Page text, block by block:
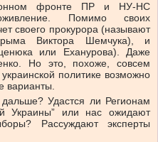
фронте ПР и НУ-НС
Помимо своих
своего прокурора (называют
Виктора Шемчука), и
или Еханурова). Даже
Но это, похоже, совсем
политике возможно
варианты.
дальше? Удастся ли Регионам
Украины” или нас ожидают
Рассуждают эксперты